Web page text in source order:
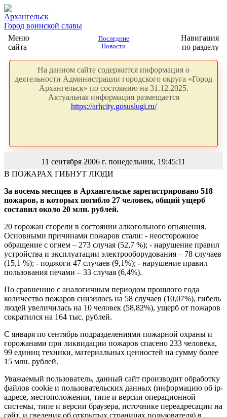
Архангельск
Город воинской славы
Меню
сайта
Последние
Новости
Навигация
по разделу
На данном сайте содержится информация о
деятельности Администрации городского округа «Город
Архангельск» по состоянию на 31.12.2025.
Актуальная информация размещается
https://arhcity.gosuslugi.ru/
11 сентября 2006 г. понедельник, 19:45:11
В ПОЖАРАХ ГИБНУТ ЛЮДИ
За восемь месяцев в Архангельске зарегистрировано 518
пожаров, в которых погибло 27 человек, общий ущерб
составил около 20 млн. рублей.
20 горожан сгорели в состоянии алкогольного опьянения.
Основными причинами пожаров стали: - неосторожное
обращение с огнем – 273 случая (52,7 %); - нарушение правил
устройства и эксплуатации электрооборудования – 78 случаев
(15,1 %); - поджоги 47 случаев (9,1%); - нарушение правил
пользования печами – 33 случая (6,4%).
По сравнению с аналогичным периодом прошлого года
количество пожаров снизилось на 58 случаев (10,07%), гибель
людей увеличилась на 10 человек (58,82%), ущерб от пожаров
сократился на 164 тыс. рублей.
С января по сентябрь подразделениями пожарной охраны и
горожанами при ликвидации пожаров спасено 233 человека,
99 единиц техники, материальных ценностей на сумму более
15 млн. рублей.
Уважаемый пользователь, данный сайт производит обработку
файлов cookie и пользовательских данных (информацию об ip-
адресе, местоположении, типе и версии операционной
системы, типе и версии браузера, источнике переадресации на
сайт, и сведения об открытых страницах пользователя) в